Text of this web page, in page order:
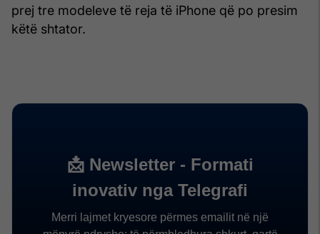
prej tre modeleve të reja të iPhone që po presim
këtë shtator.